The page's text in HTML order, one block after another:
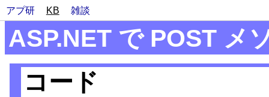
アプ研 KB 雑談
ASP.NET で POST メ
コード